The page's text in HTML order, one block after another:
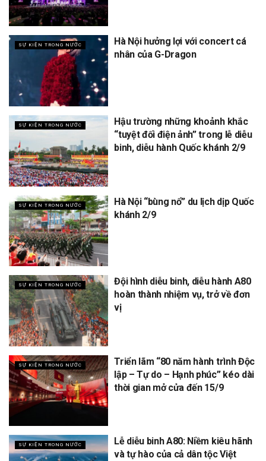
SỰ KIỆN TRONG NƯỚC
Hà Nội hưởng lợi với concert cá
nhân của G-Dragon
SỰ KIỆN TRONG NƯỚC
Hậu trường những khoảnh khắc
“tuyệt đối điện ảnh” trong lễ diễu
binh, diễu hành Quốc khánh 2/9
SỰ KIỆN TRONG NƯỚC
Hà Nội “bùng nổ” du lịch dịp Quốc
khánh 2/9
SỰ KIỆN TRONG NƯỚC
Đội hình diễu binh, diễu hành A80
hoàn thành nhiệm vụ, trở về đơn
vị
SỰ KIỆN TRONG NƯỚC
Triển lãm “80 năm hành trình Độc
lập – Tự do – Hạnh phúc” kéo dài
thời gian mở cửa đến 15/9
SỰ KIỆN TRONG NƯỚC
Lễ diễu binh A80: Niềm kiêu hãnh
và tự hào của cả dân tộc Việt